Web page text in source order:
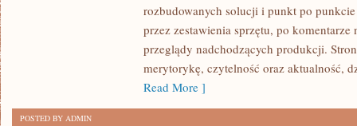
PRODUKCJIrozbudowanych solucji i punkt po
przez zestawienia sprzętu, po
przeglądy nadchodzących produkcji.
merytorykę, czytelność oraz aktualność,
Read More ]
POSTED BY ADMIN